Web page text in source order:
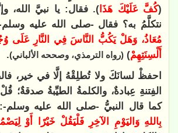
(كُفَّ عَلَيْكَ هَذَا ). فقال: يا نبيَّ الله،
نتكلَّمُ به؟ فقال -صلى الله عليه
مُعَاذُ، وَهَلْ يَكُبُّ النَّاسَ فِي النَّارِ عَلَى
أَلْسِنَتِهِمْ) (رواه الترمذي، وصححه الألباني).
احفظْ لسانَكَ ولا تُطلِقْهُ إلَّا في خير،
الفِتنةِ عِبادةٌ، والكلمةُ الطيِّبةُ صدقةٌ؛
كما قال النبيُّ -صلى الله عليه
بِاللهِ وَاليَوْمِ الآخِرِ فَلْيَقُلْ خَيْرًا أَوْ